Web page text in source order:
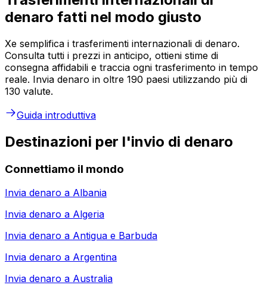
denaro fatti nel modo giusto
Xe semplifica i trasferimenti internazionali di denaro.
Consulta tutti i prezzi in anticipo, ottieni stime di
consegna affidabili e traccia ogni trasferimento in tempo
reale. Invia denaro in oltre 190 paesi utilizzando più di
130 valute.
Guida introduttiva
Destinazioni per l'invio di denaro
Connettiamo il mondo
Invia denaro a Albania
Invia denaro a Algeria
Invia denaro a Antigua e Barbuda
Invia denaro a Argentina
Invia denaro a Australia